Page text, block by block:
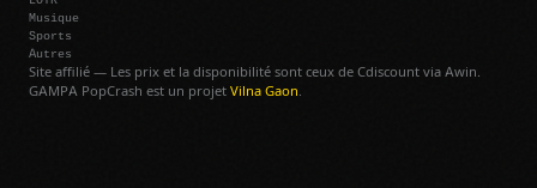
Musique
Sports
Autres
Site affilié — Les prix et la disponibilité sont ceux de Cdiscount via Awin.
GAMPA PopCrash est un projet Vilna Gaon.